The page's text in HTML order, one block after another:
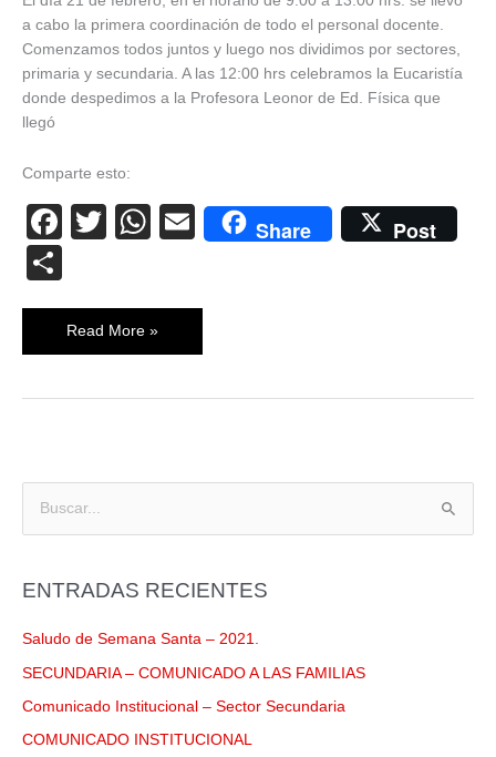
a cabo la primera coordinación de todo el personal docente.
Comenzamos todos juntos y luego nos dividimos por sectores,
primaria y secundaria. A las 12:00 hrs celebramos la Eucaristía
donde despedimos a la Profesora Leonor de Ed. Física que
llegó
Comparte esto:
F
e
b
o
T
er
W
s
A
p
E
Share Post
o
m
ar
Read More »
a
ENTRADAS RECIENTES
Saludo de Semana Santa – 2021.
SECUNDARIA – COMUNICADO A LAS FAMILIAS
Comunicado Institucional – Sector Secundaria
COMUNICADO INSTITUCIONAL